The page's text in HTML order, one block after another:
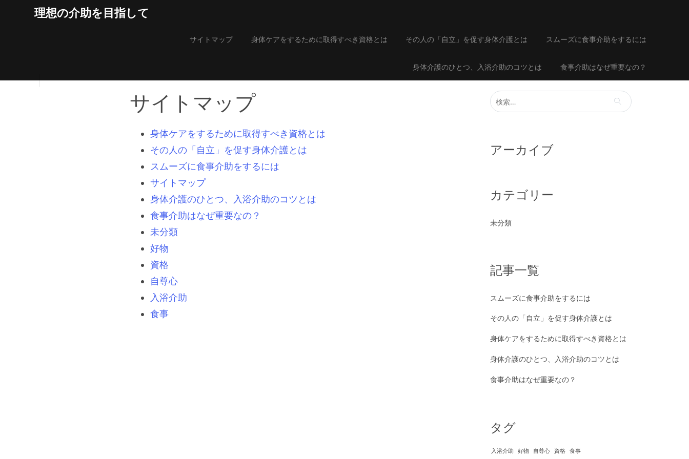
理想の介助を目指して
サイトマップ 身体ケアをするために取得すべき資格とは その人の「自立」を促す身体介護とは スムーズに食事介助をするには
身体介護のひとつ、入浴介助のコツとは 食事介助はなぜ重要なの？
サイトマップ
身体ケアをするために取得すべき資格とは
その人の「自立」を促す身体介護とは
スムーズに食事介助をするには
サイトマップ
身体介護のひとつ、入浴介助のコツとは
食事介助はなぜ重要なの？
未分類
好物
資格
自尊心
入浴介助
食事
検
索:
アーカイブ
カテゴリー
未分類
記事一覧
スムーズに食事介助をするには
その人の「自立」を促す身体介護とは
身体ケアをするために取得すべき資格とは
身体介護のひとつ、入浴介助のコツとは
食事介助はなぜ重要なの？
タグ
入浴介助 好物 自尊心 資格 食事